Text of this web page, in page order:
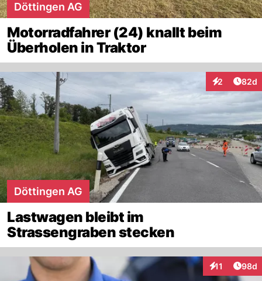
Döttingen AG
Motorradfahrer (24) knallt beim
Überholen in Traktor
2
Interaktionen
82d
Döttingen AG
Lastwagen bleibt im
Strassengraben stecken
11
Interaktionen
98d